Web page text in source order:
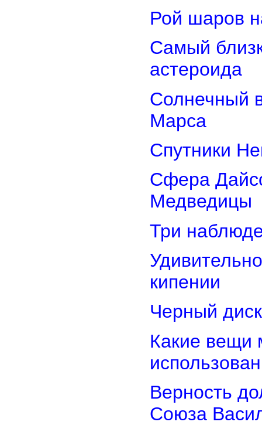
Рой шаров
Самый
астероида
Солнечный
Марса
Спутники
Сфера
Медведицы
Три
кипении
Черный
Какие вещи
Верность
Союза